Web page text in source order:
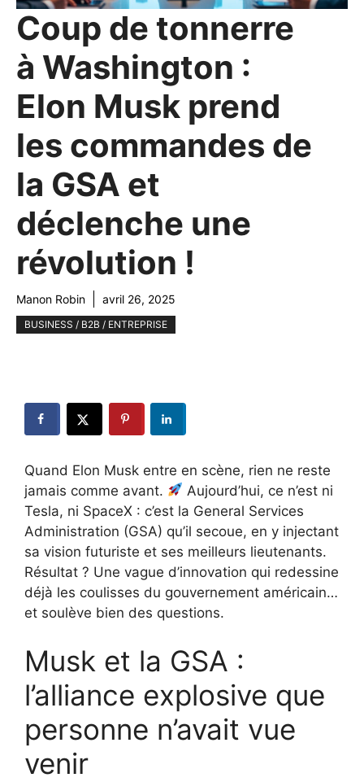
Coup de tonnerre
à Washington :
Elon Musk prend
les commandes de
la GSA et
déclenche une
révolution !
Manon Robin avril 26, 2025
BUSINESS / B2B / ENTREPRISE
Quand Elon Musk entre en scène, rien ne reste
jamais comme avant.
Aujourd’hui, ce n’est ni
Tesla, ni SpaceX : c’est la General Services
Administration (GSA) qu’il secoue, en y injectant
sa vision futuriste et ses meilleurs lieutenants.
Résultat ? Une vague d’innovation qui redessine
déjà les coulisses du gouvernement américain…
et soulève bien des questions.
Musk et la GSA :
l’alliance explosive que
personne n’avait vue
venir